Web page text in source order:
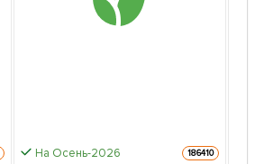
На Осень-2026 186410